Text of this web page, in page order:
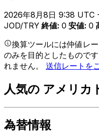
2026年8月8日 9:38 UTC
JOD/TRY 終値: 0 安値: 0
換算ツールには仲値レ
のみを目的としたもので
れません。 送信レートを
人気の アメリカ
為替情報